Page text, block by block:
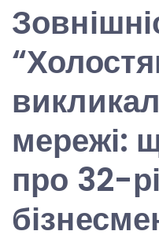
мережі:
про 32-